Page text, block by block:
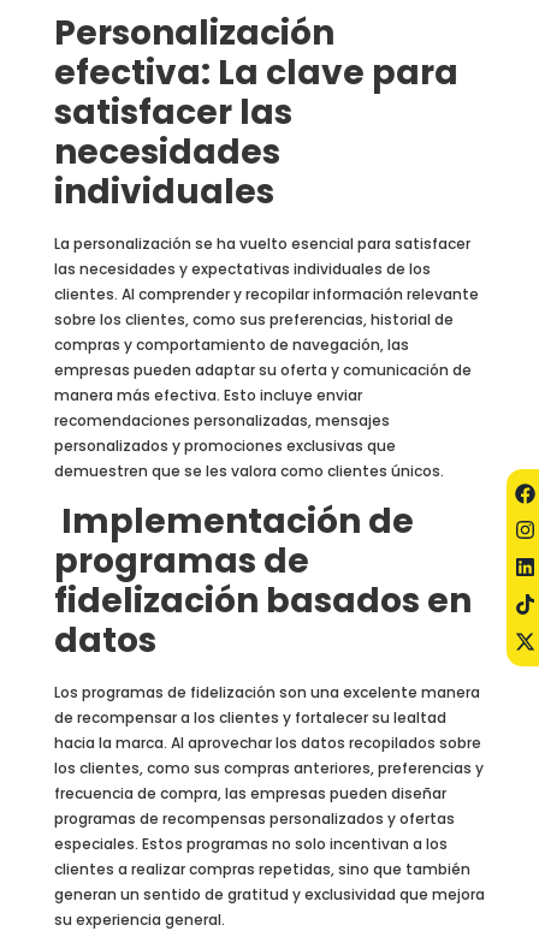
Personalización
efectiva: La clave para
satisfacer las
necesidades
individuales
La personalización se ha vuelto esencial para satisfacer
las necesidades y expectativas individuales de los
clientes. Al comprender y recopilar información relevante
sobre los clientes, como sus preferencias, historial de
compras y comportamiento de navegación, las
empresas pueden adaptar su oferta y comunicación de
manera más efectiva. Esto incluye enviar
recomendaciones personalizadas, mensajes
personalizados y promociones exclusivas que
demuestren que se les valora como clientes únicos.
Implementación de
programas de
fidelización basados en
datos
Los programas de fidelización son una excelente manera
de recompensar a los clientes y fortalecer su lealtad
hacia la marca. Al aprovechar los datos recopilados sobre
los clientes, como sus compras anteriores, preferencias y
frecuencia de compra, las empresas pueden diseñar
programas de recompensas personalizados y ofertas
especiales. Estos programas no solo incentivan a los
clientes a realizar compras repetidas, sino que también
generan un sentido de gratitud y exclusividad que mejora
su experiencia general.